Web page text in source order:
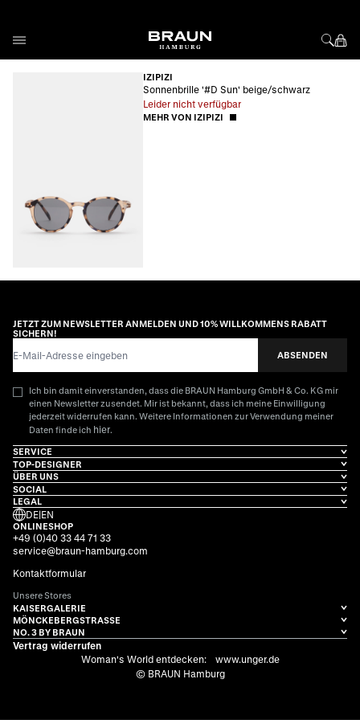
IZIPIZI
Sonnenbrille '#D Sun' beige/schwarz
Leider nicht verfügbar
MEHR VON IZIPIZI
JETZT ZUM NEWSLETTER ANMELDEN UND 10% WILLKOMMENS RABATT
SICHERN!
ABSENDEN
Ich bin damit einverstanden, dass die BRAUN Hamburg GmbH & Co. KG mir
einen Newsletter zusendet. Mir ist bekannt, dass ich meine Einwilligung
jederzeit widerrufen kann. Weitere Informationen zur Verwendung meiner
Daten finde ich hier.
SERVICE
TOP-DESIGNER
ÜBER UNS
SOCIAL
LEGAL
DE|EN
ONLINESHOP
+49 (0)40 33 44 71 33
service@braun-hamburg.com
Kontaktformular
Unsere Stores
KAISERGALERIE
MÖNCKEBERGSTRASSE
NO. 3 BY BRAUN
Vertrag widerrufen
Woman's World entdecken:
www.unger.de
© BRAUN Hamburg